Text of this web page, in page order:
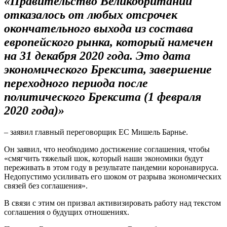
отказалось от любых отсрочек
окончательного выхода из состава
европейского рынка, который намечен
на 31 декабря 2020 года. Это дата
экономического Брексита, завершение
переходного периода после
политического Брексита (1 февраля
2020 года)»
– заявил главный переговорщик ЕС Мишель Барнье.
Он заявил, что необходимо достижение соглашения, чтобы
«смягчить тяжелый шок, который наши экономики будут
переживать в этом году в результате пандемии коронавируса.
Недопустимо усиливать его шоком от разрыва экономических
связей без соглашения».
В связи с этим он призвал активизировать работу над текстом
соглашения о будущих отношениях.